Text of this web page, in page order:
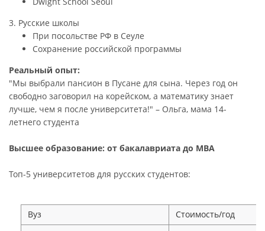
3. Русские школы
При посольстве РФ в Сеуле
Сохранение российской программы
Реальный опыт:
"Мы выбрали пансион в Пусане для сына. Через год он
свободно заговорил на корейском, а математику знает
лучше, чем я после университета!" – Ольга, мама 14-
летнего студента
Высшее образование: от бакалавриата до MBA
Топ-5 университетов для русских студентов:
Вуз Стоимость/год